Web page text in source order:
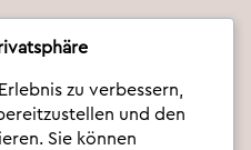
zu verbessern,
und den
Sie können